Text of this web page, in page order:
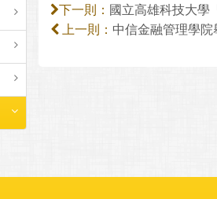
下一則： 國立高雄科技大學
上一則： 中信金融管理學